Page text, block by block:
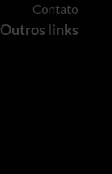
Contato
Outros links